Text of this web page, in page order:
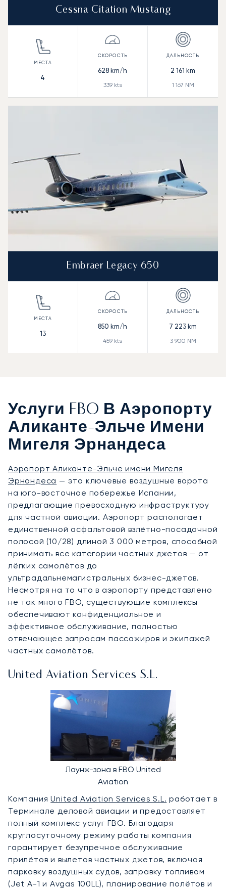
Cessna Citation Mustang
4
628 km/h
339kts
2 161 km
1 167 NM
Embraer Legacy 650
13
850 km/h
459 kts
7 223 km
3 900 NM
Услуги FBO В Аэропорту
Аликанте-Эльче Имени
Мигеля Эрнандеса
Аэропорт Аликанте-Эльче имени Мигеля
Эрнандеса — это ключевые воздушные ворота
на юго-восточное побережье Испании,
предлагающие превосходную инфраструктуру
для частной авиации. Аэропорт располагает
единственной асфальтовой взлётно-посадочной
полосой (10/28) длиной 3 000 метров, способной
принимать все категории частных джетов — от
лёгких самолётов до
ультрадальнемагистральных бизнес-джетов.
Несмотря на то что в аэропорту представлено
не так много FBO, существующие комплексы
обеспечивают конфиденциальное и
эффективное обслуживание, полностью
отвечающее запросам пассажиров и экипажей
частных самолётов.
United Aviation Services S.L.
Лаунж-зона в FBO United
Aviation
КомпанияUnited Aviation Services S.L. работает в
Терминале деловой авиации и предоставляет
полный комплекс услуг FBO. Благодаря
круглосуточному режиму работы компания
гарантирует безупречное обслуживание
прилётов и вылетов частных джетов, включая
парковку воздушных судов, заправку топливом
(Jet A-1 и Avgas 100LL), планирование полётов и